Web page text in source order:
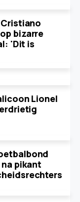
bizarre
'Dit is
Lionel
pikant